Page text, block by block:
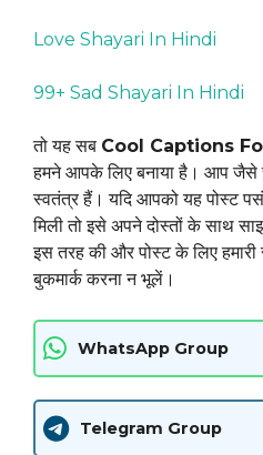
Love Shayari In Hindi
99+ Sad Shayari In Hindi
तो यह सब Cool Captions
हमने आपके लिए बनाया है। आप जैसे
स्वतंत्र हैं। यदि आपको यह पोस्ट
मिली तो इसे अपने दोस्तों के साथ
इस तरह की और पोस्ट के लिए
बुकमार्क करना न भूलें।
WhatsApp Group
Telegram Group